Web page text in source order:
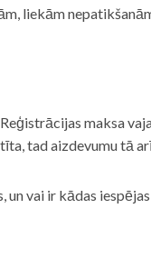
liekām
maksa
tad aizdevumu tā
vai ir kādas